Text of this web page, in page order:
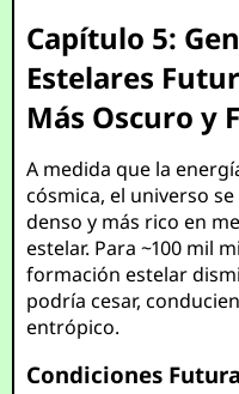
Capítulo 5:
Estelares
Más Oscuro y
A medida que la
cósmica, el universo
denso y más rico en
estelar. Para ~100 mil
formación estelar
podría cesar,
entrópico.
Condiciones